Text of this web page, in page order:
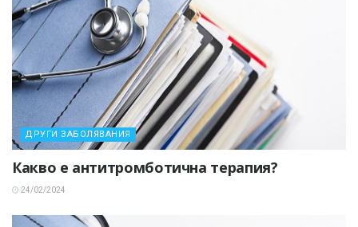
ДРУГИ ЗАБОЛЯВАНИЯ
Какво е антитромботична терапия?
24/02/2024